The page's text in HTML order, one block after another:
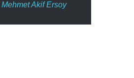
Mehmet Akif Ersoy